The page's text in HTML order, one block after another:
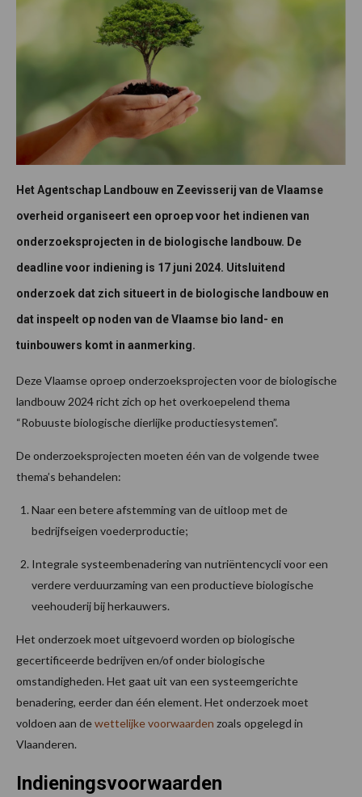
Het Agentschap Landbouw en Zeevisserij van de Vlaamse
overheid organiseert een oproep voor het indienen van
onderzoeksprojecten in de biologische landbouw. De
deadline voor indiening is 17 juni 2024. Uitsluitend
onderzoek dat zich situeert in de biologische landbouw en
dat inspeelt op noden van de Vlaamse bio land- en
tuinbouwers komt in aanmerking.
Deze Vlaamse oproep onderzoeksprojecten voor de biologische
landbouw 2024 richt zich op het overkoepelend thema
“Robuuste biologische dierlijke productiesystemen”.
De onderzoeksprojecten moeten één van de volgende twee
thema’s behandelen:
Naar een betere afstemming van de uitloop met de
bedrijfseigen voederproductie;
Integrale systeembenadering van nutriëntencycli voor een
verdere verduurzaming van een productieve biologische
veehouderij bij herkauwers.
Het onderzoek moet uitgevoerd worden op biologische
gecertificeerde bedrijven en/of onder biologische
omstandigheden. Het gaat uit van een systeemgerichte
benadering, eerder dan één element. Het onderzoek moet
voldoen aan dewettelijke voorwaarden zoals opgelegd in
Vlaanderen.
Indieningsvoorwaarden